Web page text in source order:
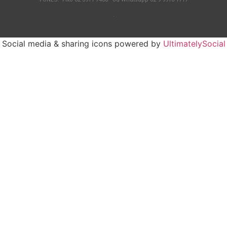
.
Social media & sharing icons powered by UltimatelySocial